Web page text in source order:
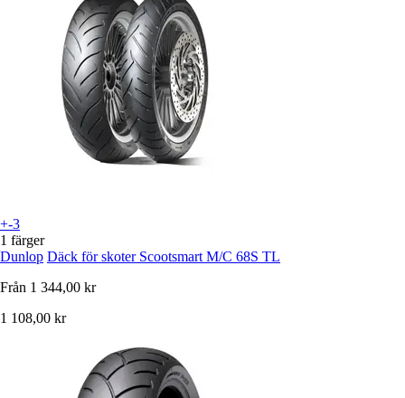
+-3
1 färger
Dunlop Däck för skoter Scootsmart M/C 68S TL
Från 1 344,00 kr
1 108,00 kr